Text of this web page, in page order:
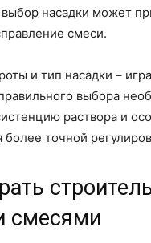
насадки может
смеси.
и тип насадки –
выбора
раствора и
точной
смесями